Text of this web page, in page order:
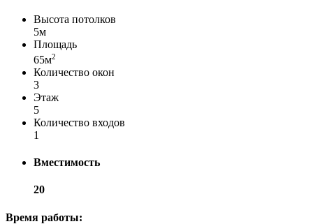
Высота потолков
5м
Площадь
65м2
Количество окон
3
Этаж
5
Количество входов
1
Вместимость
20
Время работы: